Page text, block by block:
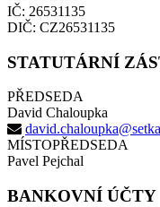
IČ: 26531135
DIČ: CZ26531135
STATUTÁRNÍ
PŘEDSEDA
David Chaloupka
MÍSTOPŘEDSEDA
Pavel Pejchal
BANKOVNÍ ÚČTY